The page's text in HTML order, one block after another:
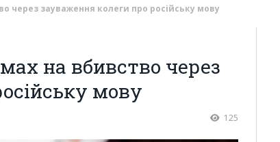
через зауваження колеги про російську мову
на вбивство через
мову
125